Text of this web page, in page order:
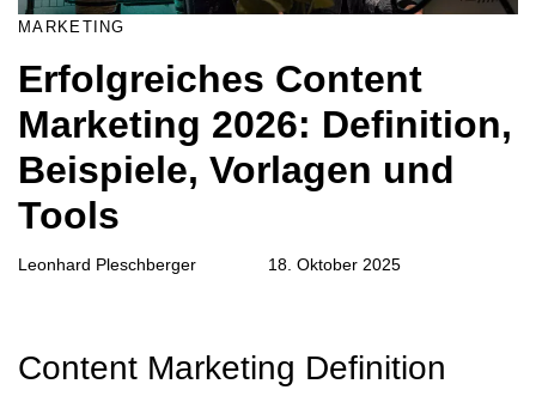
MARKETING
Erfolgreiches Content
Marketing 2026: Definition,
Beispiele, Vorlagen und
Tools
Leonhard Pleschberger 18. Oktober 2025
Content Marketing Definition